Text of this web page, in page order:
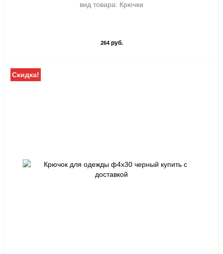
вид товара: Крючки
264руб.
Скидка!